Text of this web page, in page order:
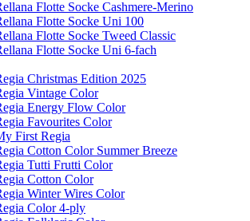
Flotte Socke Cashmere-Merino
Flotte Socke Uni 100
Flotte Socke Tweed Classic
Flotte Socke Uni 6-fach
Christmas Edition 2025
Vintage Color
Energy Flow Color
Favourites Color
First Regia
Cotton Color Summer Breeze
Tutti Frutti Color
Cotton Color
Winter Wires Color
Color 4-ply